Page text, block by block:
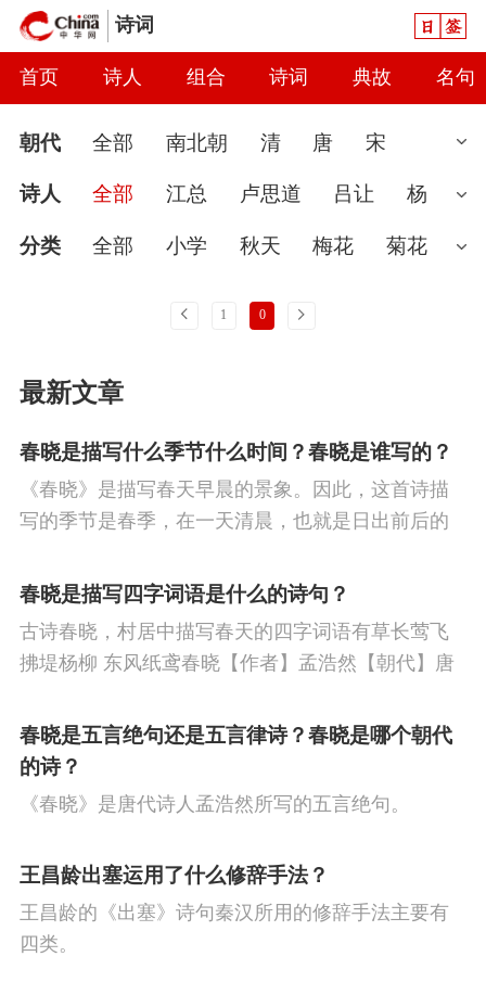
诗词
首页 诗人 组合 诗词 典故 名句
朝代 全部 南北朝 清 唐 宋
汉 现代 元 先秦 魏晋 隋 近
代 秦 当代 明 辽 金 五代
诗人 全部 江总 卢思道 吕让 杨
广 陈子良 孔绍安 隋无名氏 明余
王胄
分类 全部 小学 秋天 梅花 菊花
七夕节
史 豪放
闺怨 思念 讽刺 友情 月亮 重阳
节 寒食节 人生 赞美 悼亡 柳 高
水 夏天 思乡 元宵节 爱情
寓理 风 战争 劳动 励志 马 边
师 荷花
1 0
下一页
最新文章
春晓是描写什么季节什么时间？春晓是谁写的？
《春晓》是描写春天早晨的景象。因此，这首诗描
写的季节是春季，在一天清晨，也就是日出前后的
春晓是描写四字词语是什么的诗句？
古诗春晓，村居中描写春天的四字词语有草长莺飞
拂堤杨柳 东风纸鸢春晓【作者】孟浩然【朝代】唐
少。译文春日里贪睡不知不觉天已破晓，搅乱我酣
眠的是那啁啾的小鸟。
春晓是五言绝句还是五言律诗？春晓是哪个朝代
的诗？
《春晓》是唐代诗人孟浩然所写的五言绝句。
王昌龄出塞运用了什么修辞手法？
王昌龄的《出塞》诗句秦汉所用的修辞手法主要有
四类。